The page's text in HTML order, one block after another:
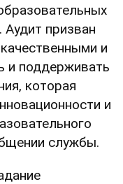
Аудит призван
и
и поддерживать
которая
и
службы.